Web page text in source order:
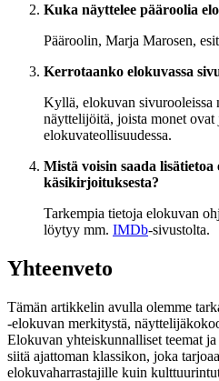
Kuka näyttelee pääroolia
Pääroolin, Marja Marosen,
Kerrotaanko elokuvassa
Kyllä, elokuvan sivurooleissa
näyttelijöitä, joista monet ovat
elokuvateollisuudessa.
Mistä voisin saada
käsikirjoituksesta?
Tarkempia tietoja elokuvan
löytyy mm. IMDb-sivustolta.
Yhteenveto
Tämän artikkelin avulla olemme
-elokuvan merkitystä,
Elokuvan yhteiskunnalliset teemat
siitä ajattoman klassikon, joka
elokuvaharrastajille kuin